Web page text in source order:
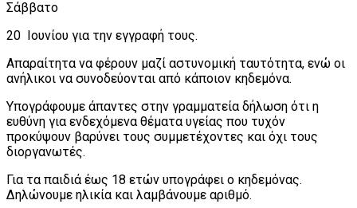
Σάββατο
20 Ιουνίου για την εγγραφή τους.
Απαραίτητα να φέρουν μαζί αστυνομική ταυτότητα, ενώ οι
ανήλικοι να συνοδεύονται από κάποιον κηδεμόνα.
Υπογράφουμε άπαντες στην γραμματεία δήλωση ότι η
ευθύνη για ενδεχόμενα θέματα υγείας που τυχόν
προκύψουν βαρύνει τους συμμετέχοντες και όχι τους
διοργανωτές.
Για τα παιδιά έως 18 ετών υπογράφει ο κηδεμόνας.
Δηλώνουμε ηλικία και λαμβάνουμε αριθμό.